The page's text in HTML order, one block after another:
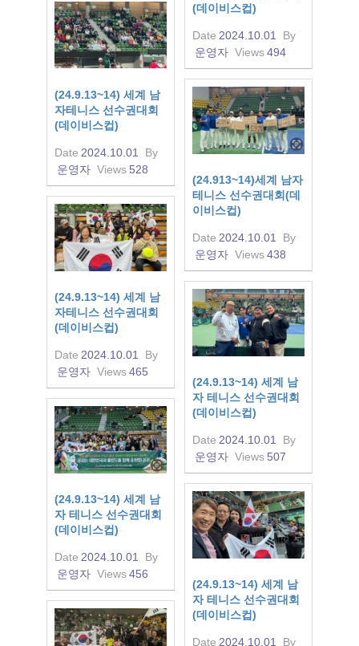
(데이비스컵)
Date 2024.10.01
By
운영자 Views494
(24.9.13~14) 세계 남
자테니스 선수권대회
(데이비스컵)
Date 2024.10.01
By
운영자 Views 528
(24.913~14)세계 남자
테니스 선수권대회(데
이비스컵)
Date 2024.10.01
By
운영자 Views438
(24.9.13~14) 세계 남
자테니스 선수권대회
(데이비스컵)
Date 2024.10.01
By
운영자 Views465
(24.9.13~14) 세계 남
자 테니스 선수권대회
(데이비스컵)
Date 2024.10.01
By
운영자 Views 507
(24.9.13~14) 세계 남
자 테니스 선수권대회
(데이비스컵)
Date 2024.10.01
By
운영자 Views456
(24.9.13~14) 세계 남
자 테니스 선수권대회
(데이비스컵)
Date 2024.10.01 By